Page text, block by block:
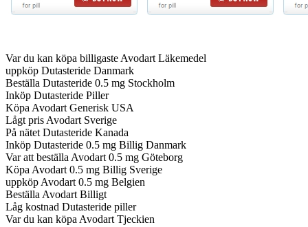
Var du kan köpa billigaste Avodart Läkemedel
uppköp Dutasteride Danmark
Beställa Dutasteride 0.5 mg Stockholm
Inköp Dutasteride Piller
Köpa Avodart Generisk USA
Lågt pris Avodart Sverige
På nätet Dutasteride Kanada
Inköp Dutasteride 0.5 mg Billig Danmark
Var att beställa Avodart 0.5 mg Göteborg
Köpa Avodart 0.5 mg Billig Sverige
uppköp Avodart 0.5 mg Belgien
Beställa Avodart Billigt
Låg kostnad Dutasteride piller
Var du kan köpa Avodart Tjeckien